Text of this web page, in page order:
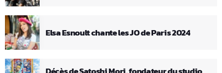
Elsa Esnoult chante les JO de Paris 2024